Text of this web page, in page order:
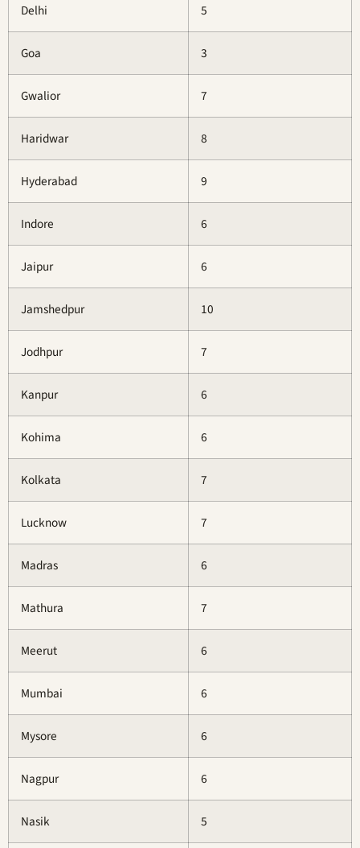
Delhi 5
Goa 3
Gwalior 7
Haridwar 8
Hyderabad 9
Indore 6
Jaipur 6
Jamshedpur 10
Jodhpur 7
Kanpur 6
Kohima 6
Kolkata 7
Lucknow 7
Madras 6
Mathura 7
Meerut 6
Mumbai 6
Mysore 6
Nagpur 6
Nasik 5